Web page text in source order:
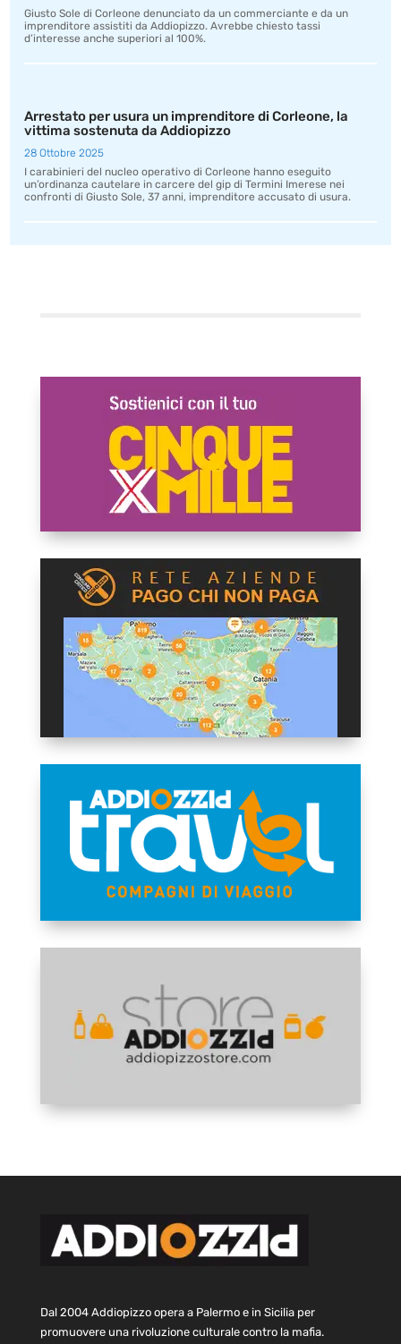
Giusto Sole di Corleone denunciato da un commerciante e da un
imprenditore assistiti da Addiopizzo. Avrebbe chiesto tassi
d’interesse anche superiori al 100%.
Arrestato per usura un imprenditore di Corleone, la
vittima sostenuta da Addiopizzo
28 Ottobre 2025
I carabinieri del nucleo operativo di Corleone hanno eseguito
un’ordinanza cautelare in carcere del gip di Termini Imerese nei
confronti di Giusto Sole, 37 anni, imprenditore accusato di usura.
Dal 2004 Addiopizzo opera a Palermo e in Sicilia per
promuovere una rivoluzione culturale contro la mafia.